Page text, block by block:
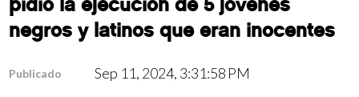
pidió la ejecución de 5 jóvenes
negros y latinos que eran inocentes
Publicado Sep 11, 2024, 3:31:58 PM